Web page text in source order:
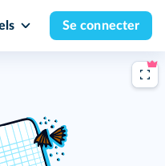
Se connecter